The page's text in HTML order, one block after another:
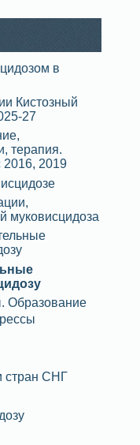
в
Кистозный
27
терапия.
2016, 2019
муковисцидоза
Образование
стран СНГ